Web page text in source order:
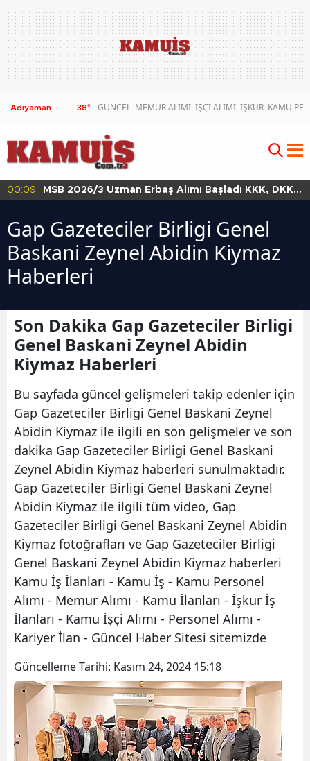
38° GÜNCEL MEMUR ALIMI İŞÇİ ALIMI İŞKUR KAMU
00:09
MSB 2026/3 Uzman Erbaş Alımı Başladı KKK, DKK
Gap Gazeteciler Birligi Genel
Baskani Zeynel Abidin Kiymaz
Haberleri
Son Dakika Gap Gazeteciler Birligi
Genel Baskani Zeynel Abidin
Kiymaz Haberleri
Bu sayfada güncel gelişmeleri takip edenler için
Gap Gazeteciler Birligi Genel Baskani Zeynel
Abidin Kiymaz ile ilgili en son gelişmeler ve son
dakika Gap Gazeteciler Birligi Genel Baskani
Zeynel Abidin Kiymaz haberleri sunulmaktadır.
Gap Gazeteciler Birligi Genel Baskani Zeynel
Abidin Kiymaz ile ilgili tüm video, Gap
Gazeteciler Birligi Genel Baskani Zeynel Abidin
Kiymaz fotoğrafları ve Gap Gazeteciler Birligi
Genel Baskani Zeynel Abidin Kiymaz haberleri
Kamu İş İlanları - Kamu İş - Kamu Personel
Alımı - Memur Alımı - Kamu İlanları - İşkur İş
İlanları - Kamu İşçi Alımı - Personel Alımı -
Kariyer İlan - Güncel Haber Sitesi sitemizde
Güncelleme Tarihi: Kasım 24, 2024 15:18